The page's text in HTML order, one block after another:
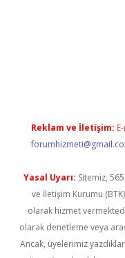
Reklam ve İletişim:
Yasal Uyarı: Sitemiz,
ve İletişim Kurumu
olarak hizmet
olarak denetleme veya
Ancak, üyelerimiz